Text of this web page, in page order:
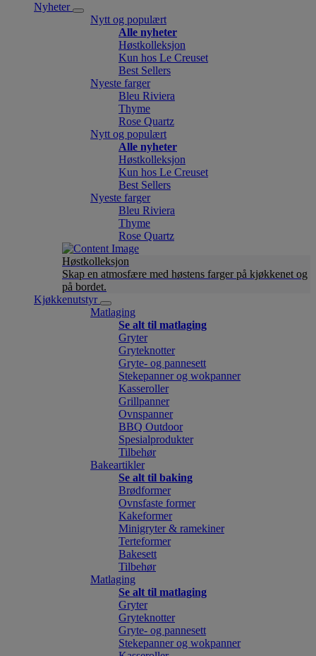
Nyheter
Nytt og populært
Alle nyheter
Høstkolleksjon
Kun hos Le Creuset
Best Sellers
Nyeste farger
Bleu Riviera
Thyme
Rose Quartz
Nytt og populært
Alle nyheter
Høstkolleksjon
Kun hos Le Creuset
Best Sellers
Nyeste farger
Bleu Riviera
Thyme
Rose Quartz
Høstkolleksjon
Skap en atmosfære med høstens farger på kjøkkenet og
på bordet.
Kjøkkenutstyr
Matlaging
Se alt til matlaging
Gryter
Gryteknotter
Gryte- og pannesett
Stekepanner og wokpanner
Kasseroller
Grillpanner
Ovnspanner
BBQ Outdoor
Spesialprodukter
Tilbehør
Bakeartikler
Se alt til baking
Brødformer
Ovnsfaste former
Kakeformer
Minigryter & ramekiner
Terteformer
Bakesett
Tilbehør
Matlaging
Se alt til matlaging
Gryter
Gryteknotter
Gryte- og pannesett
Stekepanner og wokpanner